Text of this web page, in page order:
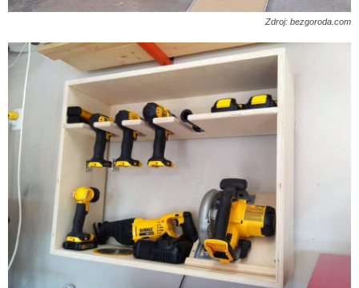
Zdroj: bezgoroda.com